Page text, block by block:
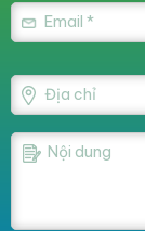
* Thức ăn: Dùng
hoặc tự phối
–Ngày 1: Cho
5%, kháng sinh.
tấm ngâm với